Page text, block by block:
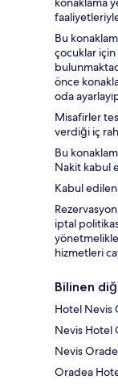
Bu
çocuklar için
önce
oda
Misafirler
verdiği iç
Bu
Nakit kabul
Kabul
iptal
hizmetleri
Bilinen
Hotel Nevis
Nevis Hotel
Nevis
Oradea